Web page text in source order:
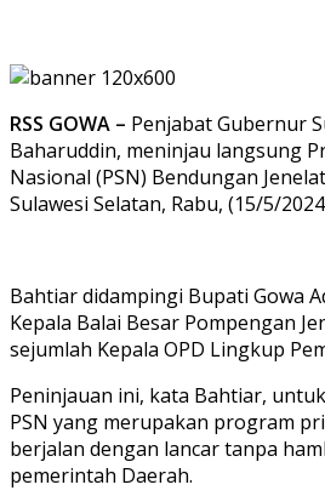
RSS GOWA – Penjabat Gubernur
Baharuddin, meninjau langsung
Nasional (PSN) Bendungan
Sulawesi Selatan, Rabu, (15/5/
Bahtiar didampingi Bupati Gowa
Kepala Balai Besar Pompengan
sejumlah Kepala OPD Lingkup
Peninjauan ini, kata Bahtiar,
PSN yang merupakan program
berjalan dengan lancar tanpa
pemerintah Daerah.